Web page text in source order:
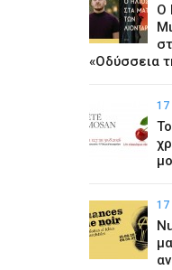
Ο
«Οδύσσεια
17
17